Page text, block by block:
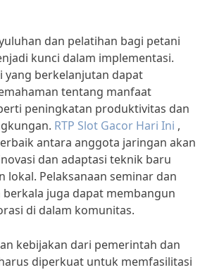
dan pelatihan bagi petani
kunci dalam implementasi.
yang berkelanjutan dapat
tentang manfaat
peningkatan produktivitas dan
RTP Slot Gacor Hari Ini ,
antara anggota jaringan akan
dan adaptasi teknik baru
lokal. Pelaksanaan seminar dan
berkala juga dapat membangun
di dalam komunitas.
kebijakan dari pemerintah dan
diperkuat untuk memfasilitasi